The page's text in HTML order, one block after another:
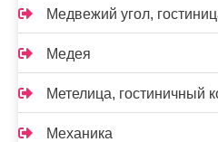
Медвежий угол,
Медея
Метелица, гостиничный
Механика